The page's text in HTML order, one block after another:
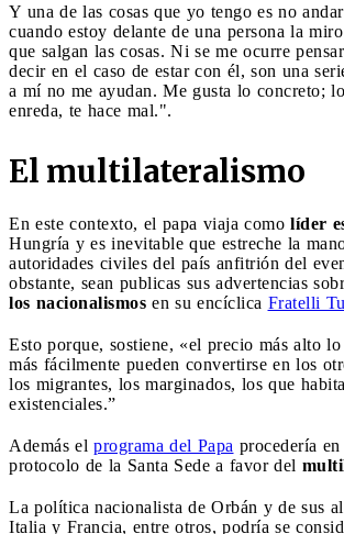
Y una de las cosas que yo tengo es no
cuando estoy delante de una persona la
que salgan las cosas. Ni se me ocurre
decir en el caso de estar con él, son una
a mí no me ayudan. Me gusta lo concreto;
enreda, te hace mal.".
El multilateralismo
En este contexto, el papa viaja como líder
Hungría y es inevitable que estreche la
autoridades civiles del país anfitrión del
obstante, sean publicas sus advertencias
los nacionalismos en su encíclica Fratelli
Esto porque, sostiene, «el precio más alto
más fácilmente pueden convertirse en los
los migrantes, los marginados, los que
existenciales.”
Además el programa del Papa procedería
protocolo de la Santa Sede a favor del
La política nacionalista de Orbán y de sus
Italia y Francia, entre otros, podría se